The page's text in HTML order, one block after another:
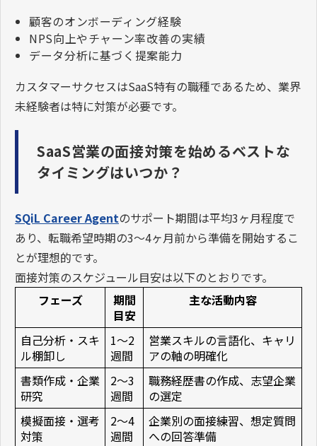
顧客のオンボーディング経験
NPS向上やチャーン率改善の実績
データ分析に基づく提案能力
カスタマーサクセスはSaaS特有の職種であるため、業界
未経験者は特に対策が必要です。
SaaS営業の面接対策を始めるベストな
タイミングはいつか？
SQiL Career Agentのサポート期間は平均3ヶ月程度で
あり、転職希望時期の3〜4ヶ月前から準備を開始するこ
とが理想的です。
面接対策のスケジュール目安は以下のとおりです。
フェーズ
期間
目安
主な活動内容
自己分析・スキ
ル棚卸し
1〜2
週間
営業スキルの言語化、キャリ
アの軸の明確化
書類作成・企業
研究
2〜3
週間
職務経歴書の作成、志望企業
の選定
模擬面接・選考
対策
2〜4
週間
企業別の面接練習、想定質問
への回答準備